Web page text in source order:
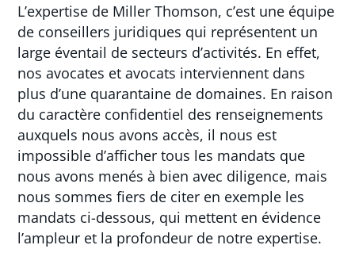
L’expertise de Miller Thomson, c’est une équipe
de conseillers juridiques qui représentent un
large éventail de secteurs d’activités. En effet,
nos avocates et avocats interviennent dans
plus d’une quarantaine de domaines. En raison
du caractère confidentiel des renseignements
auxquels nous avons accès, il nous est
impossible d’afficher tous les mandats que
nous avons menés à bien avec diligence, mais
nous sommes fiers de citer en exemple les
mandats ci-dessous, qui mettent en évidence
l’ampleur et la profondeur de notre expertise.